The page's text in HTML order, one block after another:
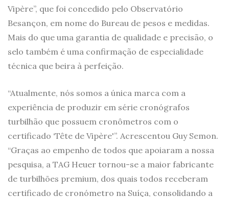
Vipère”, que foi concedido pelo Observatório
Besançon, em nome do Bureau de pesos e medidas.
Mais do que uma garantia de qualidade e precisão, o
selo também é uma confirmação de especialidade
técnica que beira à perfeição.
“Atualmente, nós somos a única marca com a
experiência de produzir em série cronógrafos
turbilhão que possuem cronômetros com o
certificado ‘Tête de Vipère'”. Acrescentou Guy Semon.
“Graças ao empenho de todos que apoiaram a nossa
pesquisa, a TAG Heuer tornou-se a maior fabricante
de turbilhões premium, dos quais todos receberam
certificado de cronómetro na Suíça, consolidando a